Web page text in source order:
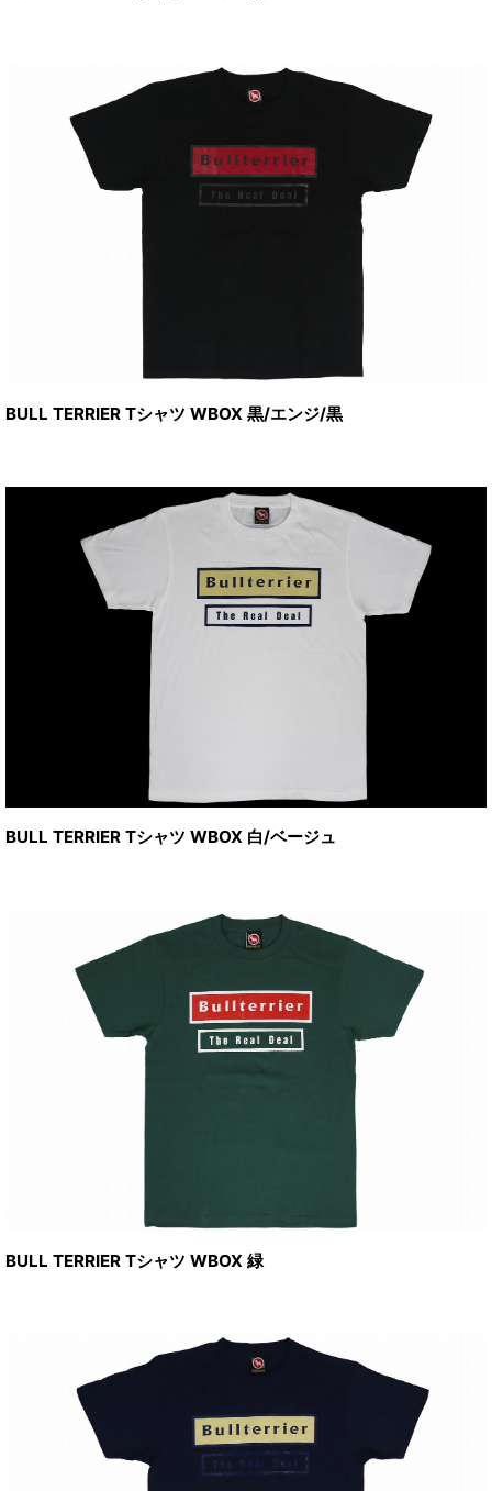
BULL TERRIER Tシャツ WBOX 黒/エンジ/黒
BULL TERRIER Tシャツ WBOX 白/ベージュ
BULL TERRIER Tシャツ WBOX 緑